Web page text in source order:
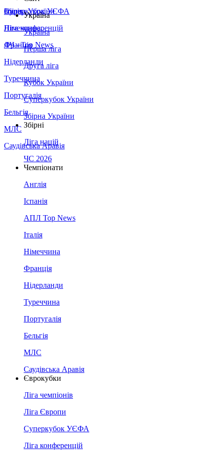
Збірна України
Італія
Німеччина
Франція
Нідерланди
Туреччина
Португалія
Бельгія
МЛС
Саудівська Аравія
Суперкубок УЄФА
Ліга конференцій
ЛЧ - Top News
Україна
Україна
Перша ліга
Друга ліга
Кубок України
Суперкубок України
Збірна України
Збірні
Ліга націй
ЧС 2026
Чемпіонати
Англія
Іспанія
АПЛ Top News
Італія
Німеччина
Франція
Нідерланди
Туреччина
Португалія
Бельгія
МЛС
Саудівська Аравія
Єврокубки
Ліга чемпіонів
Ліга Європи
Суперкубок УЄФА
Ліга конференцій